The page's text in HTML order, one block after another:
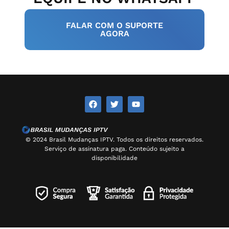
FALAR COM O SUPORTE
AGORA
© 2024 Brasil Mudanças IPTV. Todos os direitos reservados.
Serviço de assinatura paga. Conteúdo sujeito a
disponibilidade